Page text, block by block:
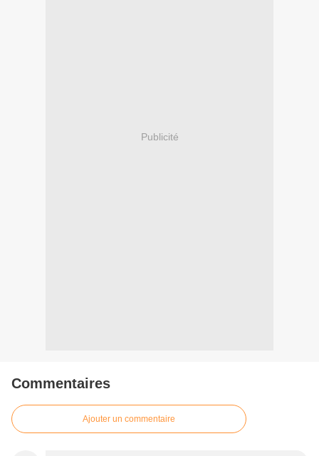
Publicité
Commentaires
Ajouter un commentaire